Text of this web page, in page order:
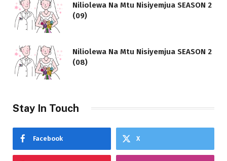
Niliolewa Na Mtu Nisiyemjua SEASON 2
(09)
Niliolewa Na Mtu Nisiyemjua SEASON 2
(08)
Stay In Touch
Facebook X